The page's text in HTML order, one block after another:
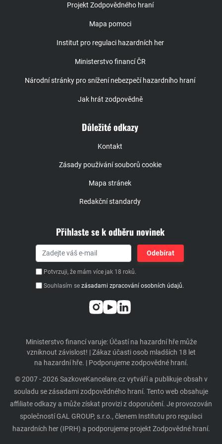
Projekt Zodpovědného hraní
Mapa pomoci
Institut pro regulaci hazardních her
Ministerstvo financí ČR
Národní stránky pro snížení nebezpečí hazardního hraní
Jak hrát zodpovědně
Důležité odkazy
Kontakt
Zásady používání souborů cookie
Mapa stránek
Redakční standardy
Přihlaste se k odběru novinek
Potvrzuji, že mám více jak 18 roků.
Souhlasím se zásadami zpracování osobních údajů.
Ministerstvo financí varuje: Účastí na hazardní hře může
vzniknout závislost! | Zákaz účasti osob mladších 18 let
na hazardní hře. | Podporujeme zodpovědné hraní.
© 2007 - 2026 SazkoveKancelare.cz vytváří a publikuje obsah v
souladu se zásadami zodpovědného hraní. Tento web obsahuje
affiliate odkazy a může získat provizi z doporučení. Je provozován
společností GAL GROUP, s.r.o., členem Institutu pro regulaci
hazardních her (IPRH) a podporujeme projekt Zodpovědné hraní.